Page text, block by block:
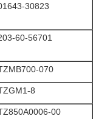
30823
60-56701
070
8
00